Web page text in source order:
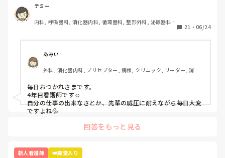
白になりオドオドしてしまいます。先輩方はこんな時どのよ
うに乗り越えてきたのか教えていただきたいです。
チミー
内科, 呼吸器科, 消化器内科, 循環器科, 整形外科, 泌尿器科,
21 ・ 06/24
あみい
外科, 消化器内科, プリセプター, 病棟, クリニック, リーダー, 消化
毎日おつかれさまです。
4年目看護師です☺️
自分の仕事の出来なさとか、先輩の威圧に耐えながら毎日大変
ですよね💦
期にテキパキ動くのはやっぱり難しいのではないかなーと思い
私もたくさんいろんなことを言われてきました😂
回答をもっと見る
新人看護師 👑殿堂入り